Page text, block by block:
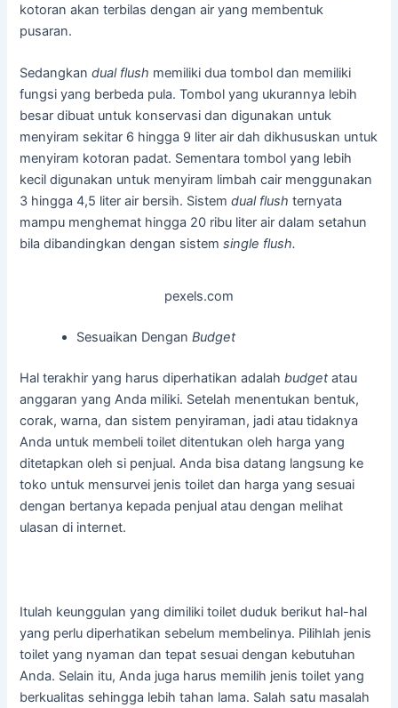
kotoran akan terbilas dengan air yang membentuk
pusaran.
Sedangkandual flush memiliki dua tombol dan memiliki
fungsi yang berbeda pula. Tombol yang ukurannya lebih
besar dibuat untuk konservasi dan digunakan untuk
menyiram sekitar 6 hingga 9 liter air dah dikhususkan untuk
menyiram kotoran padat. Sementara tombol yang lebih
kecil digunakan untuk menyiram limbah cair menggunakan
3 hingga 4,5 liter air bersih. Sistemdual flushternyata
mampu menghemat hingga 20 ribu liter air dalam setahun
bila dibandingkan dengan sistemsingle flush.
pexels.com
Sesuaikan DenganBudget
Hal terakhir yang harus diperhatikan adalahbudgetatau
anggaran yang Anda miliki. Setelah menentukan bentuk,
corak, warna, dan sistem penyiraman, jadi atau tidaknya
Anda untuk membeli toilet ditentukan oleh harga yang
ditetapkan oleh si penjual. Anda bisa datang langsung ke
toko untuk mensurvei jenis toilet dan harga yang sesuai
dengan bertanya kepada penjual atau dengan melihat
ulasan di internet.
Itulah keunggulan yang dimiliki toilet duduk berikut hal-hal
yang perlu diperhatikan sebelum membelinya. Pilihlah jenis
toilet yang nyaman dan tepat sesuai dengan kebutuhan
Anda. Selain itu, Anda juga harus memilih jenis toilet yang
berkualitas sehingga lebih tahan lama. Salah satu masalah